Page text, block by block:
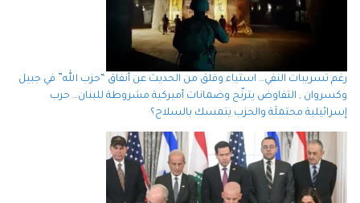
رغم تسريبات النفي… استياء وقلق من الحديث عن أنفاق “حزب الله” في جبيل
وكسروان , التفاوض يترنّح وضمانات أميركية مشروطة للبنان… حرب
إسرائيلية محتملَة والحزب يتمسك بالسلاح؟